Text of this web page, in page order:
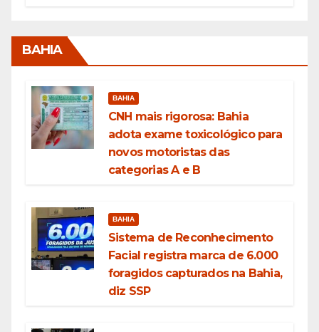
BAHIA
BAHIA
CNH mais rigorosa: Bahia
adota exame toxicológico para
novos motoristas das
categorias A e B
BAHIA
Sistema de Reconhecimento
Facial registra marca de 6.000
foragidos capturados na Bahia,
diz SSP